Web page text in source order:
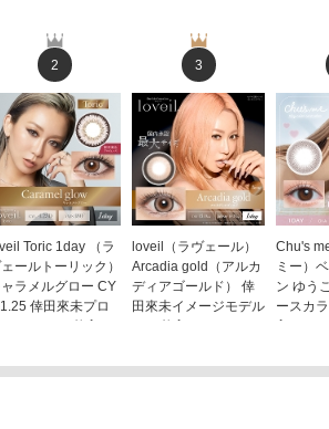
2
Toric 1day （ラ
ールトーリック）
ラメルグロー CY
倖田來未プロ
円(税込)
3
loveil（ラヴェール）
Arcadia gold（アルカ
ディアゴールド） 倖
田來未イメージモデル
Chu's
ミー）
ン ゆう
ースカ